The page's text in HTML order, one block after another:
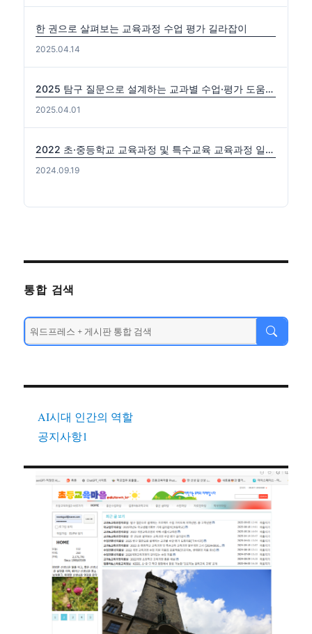
한 권으로 살펴보는 교육과정 수업 평가 길라잡이
2025.04.14
2025 탐구 질문으로 설계하는 교과별 수업·평가 도움자료(국수사과)
2025.04.01
2022 초·중등학교 교육과정 및 특수교육 교육과정 일부개정 고시 (2024-0816) 출처: https://edutown.tistory.com/1594 [초등교육마을2:티스토리]
2024.09.19
통합 검색
AI시대 인간의 역할
공지사항1